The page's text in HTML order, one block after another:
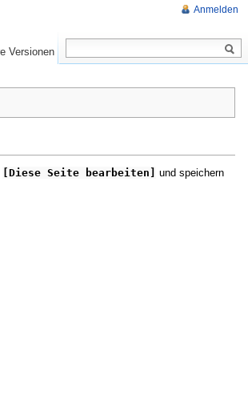
[Diese Seite bearbeiten]
und speichern
Anmelden
Versionen